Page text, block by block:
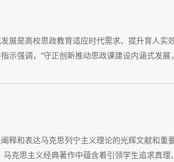
展是高校思政教育适应时代需求、提升育人
示强调，“守正创新推动思政课建设内涵式发
释和表达马克思列宁主义理论的光辉文献和
克思主义经典著作中蕴含着引领学生追求真